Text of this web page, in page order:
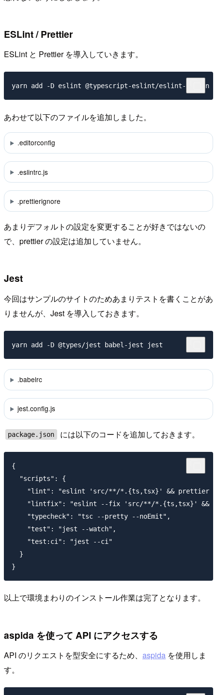
ESLint / Prettier
ESLint と Prettier を導入していきます。
あわせて以下のファイルを追加しました。
.editorconfig
.eslintrc.js
.prettierignore
あまりデフォルトの設定を変更することが好きではないの
で、prettier の設定は追加していません。
Jest
今回はサンプルのサイトのためあまりテストを書くことがあ
りませんが、Jest を導入しておきます。
.babelrc
jest.config.js
package.json には以下のコードを追加しておきます。
{
  "scripts": {
"lint": "eslint 'src/**/*.{ts,tsx}' && prettier
"lintfix": "eslint --fix 'src/**/*.{ts,tsx}' &&
    "typecheck": "tsc --pretty --noEmit",
    "test": "jest --watch",
    "test:ci": "jest --ci"
  }
以上で環境まわりのインストール作業は完了となります。
aspida を使って API にアクセスする
API のリクエストを型安全にするため、 aspida を使用しま
す。